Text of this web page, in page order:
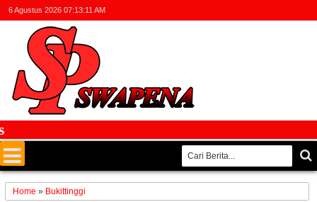
6 Agustus 2026 07:13:11 AM
Home » Bukittinggi